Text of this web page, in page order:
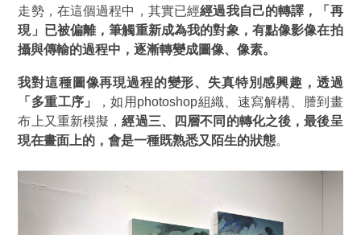
走勢，在這個過程中，其實已經經過我自己的轉譯，「再
現」已被偏離，筆觸重新成為我的對象，有點像影像在拍
攝與傳輸的過程中，逐漸轉變成圖像、像素。
我對這種圖像再現過程的變形、失真特別感興趣，透過
「多重工序」
，如用photoshop組織、速寫解構、謄到畫
布上又重新模擬，經過三、四層不同的轉化之後，最後呈
現在畫面上的，會是一種既熟悉又陌生的狀態。